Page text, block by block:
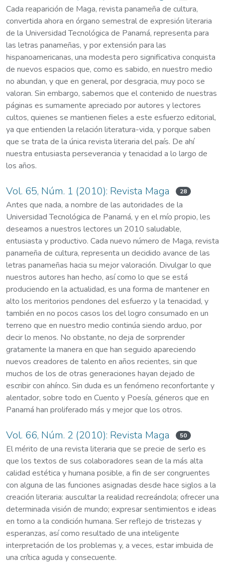
Cada reaparición de Maga, revista panameña de cultura,
convertida ahora en órgano semestral de expresión literaria
de la Universidad Tecnológica de Panamá, representa para
las letras panameñas, y por extensión para las
hispanoamericanas, una modesta pero significativa conquista
de nuevos espacios que, como es sabido, en nuestro medio
no abundan, y que en general, por desgracia, muy poco se
valoran. Sin embargo, sabemos que el contenido de nuestras
páginas es sumamente apreciado por autores y lectores
cultos, quienes se mantienen fieles a este esfuerzo editorial,
ya que entienden la relación literatura-vida, y porque saben
que se trata de la única revista literaria del país. De ahí
nuestra entusiasta perseverancia y tenacidad a lo largo de
los años.
Vol. 65, Núm. 1 (2010): Revista Maga 28
Antes que nada, a nombre de las autoridades de la
Universidad Tecnológica de Panamá, y en el mío propio, les
deseamos a nuestros lectores un 2010 saludable,
entusiasta y productivo. Cada nuevo número de Maga, revista
panameña de cultura, representa un decidido avance de las
letras panameñas hacia su mejor valoración. Divulgar lo que
nuestros autores han hecho, así como lo que se está
produciendo en la actualidad, es una forma de mantener en
alto los meritorios pendones del esfuerzo y la tenacidad, y
también en no pocos casos los del logro consumado en un
terreno que en nuestro medio continúa siendo arduo, por
decir lo menos. No obstante, no deja de sorprender
gratamente la manera en que han seguido apareciendo
nuevos creadores de talento en años recientes, sin que
muchos de los de otras generaciones hayan dejado de
escribir con ahínco. Sin duda es un fenómeno reconfortante y
alentador, sobre todo en Cuento y Poesía, géneros que en
Panamá han proliferado más y mejor que los otros.
Vol. 66, Núm. 2 (2010): Revista Maga 50
El mérito de una revista literaria que se precie de serlo es
que los textos de sus colaboradores sean de la más alta
calidad estética y humana posible, a fin de ser congruentes
con alguna de las funciones asignadas desde hace siglos a la
creación literaria: auscultar la realidad recreándola; ofrecer una
determinada visión de mundo; expresar sentimientos e ideas
en torno a la condición humana. Ser reflejo de tristezas y
esperanzas, así como resultado de una inteligente
interpretación de los problemas y, a veces, estar imbuida de
una crítica aguda y consecuente.